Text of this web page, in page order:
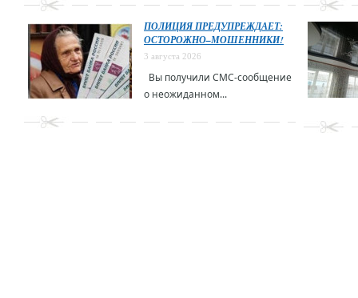
ПОЛИЦИЯ ПРЕДУПРЕЖДАЕТ:
ОСТОРОЖНО–МОШЕННИКИ!
3 августа 2026
Вы получили СМС-сообщение
о неожиданном...